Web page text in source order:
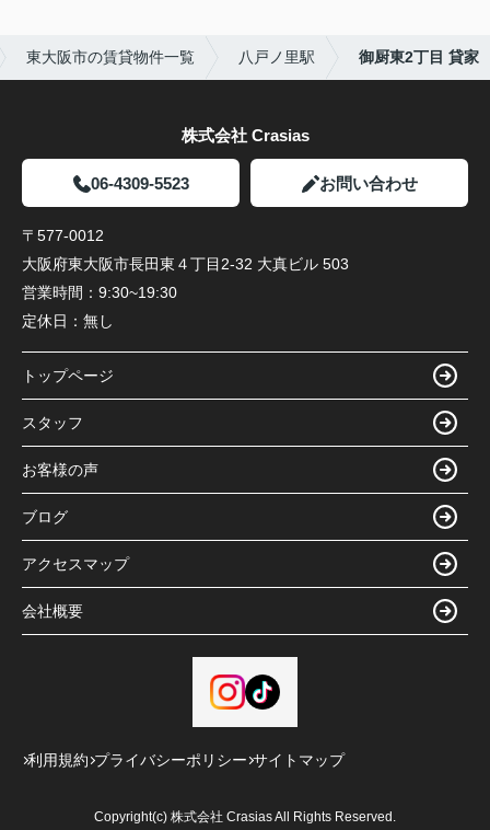
東大阪市の賃貸物件一覧 八戸ノ里駅 御厨東2丁目 貸家
株式会社 Crasias
06-4309-5523 お問い合わせ
〒577-0012
大阪府東大阪市長田東４丁目2-32 大真ビル 503
営業時間： 9:30~19:30
定休日： 無し
トップページ
スタッフ
お客様の声
ブログ
アクセスマップ
会社概要
利用規約 プライバシーポリシー サイトマップ
Copyright(c) 株式会社 Crasias All Rights Reserved.